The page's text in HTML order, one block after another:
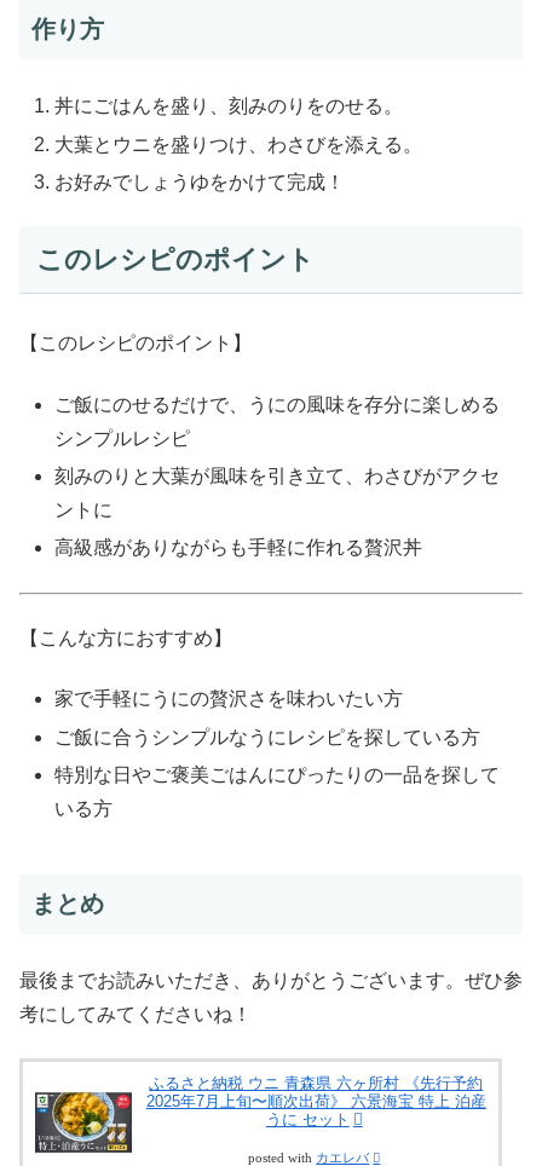
作り方
丼にごはんを盛り、刻みのりをのせる。
大葉とウニを盛りつけ、わさびを添える。
お好みでしょうゆをかけて完成！
このレシピのポイント
【このレシピのポイント】
ご飯にのせるだけで、うにの風味を存分に楽しめる
シンプルレシピ
刻みのりと大葉が風味を引き立て、わさびがアクセ
ントに
高級感がありながらも手軽に作れる贅沢丼
【こんな方におすすめ】
家で手軽にうにの贅沢さを味わいたい方
ご飯に合うシンプルなうにレシピを探している方
特別な日やご褒美ごはんにぴったりの一品を探して
いる方
まとめ
最後までお読みいただき、ありがとうございます。ぜひ参
考にしてみてくださいね！
ふるさと納税 ウニ 青森県 六ヶ所村 《先行予約
2025年7月上旬〜順次出荷》 六景海宝 特上 泊産
うに セット
posted with カエレバ